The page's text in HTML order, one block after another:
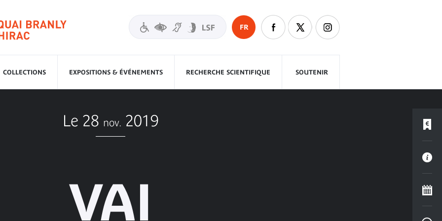
FR
COLLECTIONS EXPOSITIONS & ÉVÉNEMENTS RECHERCHE SCIENTIFIQUE SOUTENIR
Le 28 nov. 2019
VAI